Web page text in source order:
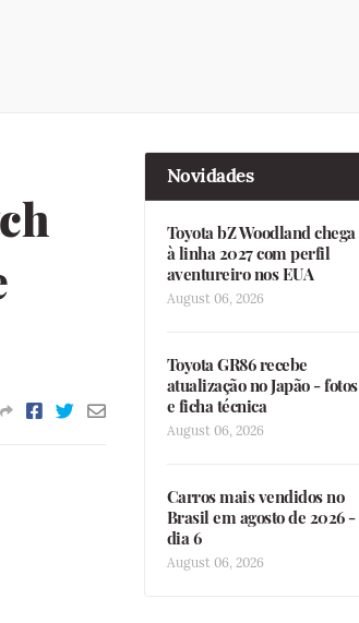
Novidades
Toyota bZ Woodland chega
à linha 2027 com perfil
aventureiro nos EUA
August 06, 2026
Toyota GR86 recebe
atualização no Japão - fotos
e ficha técnica
August 06, 2026
Carros mais vendidos no
Brasil em agosto de 2026 -
dia 6
August 06, 2026